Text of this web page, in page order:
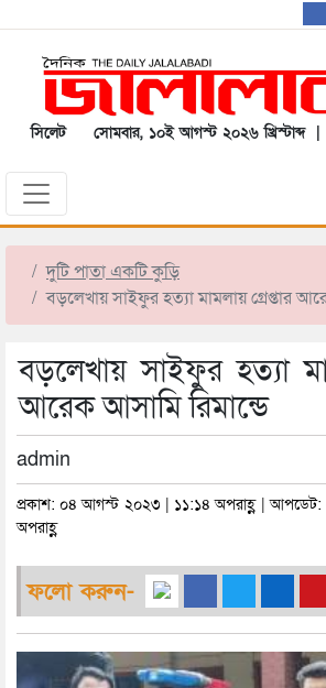
সিলেট সোমবার, ১০ই আগস্ট ২০২৬ খ্রিস্টাব্দ |
দুটি পাতা একটি কুড়ি
বড়লেখায় সাইফুর হত্যা মামলায় গ্রেপ্তার
বড়লেখায় সাইফুর হত্যা
আরেক আসামি রিমান্ডে
admin
প্রকাশ: ০৪ আগস্ট ২০২৩ | ১১:১৪ অপরাহ্ণ |
অপরাহ্ণ
ফলো করুন-